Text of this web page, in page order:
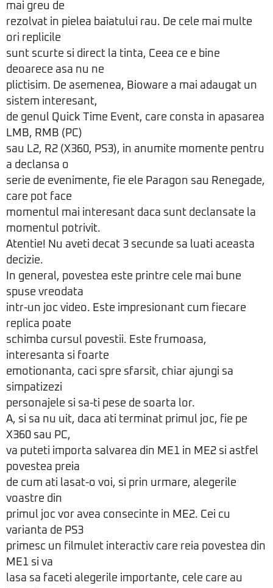
mai greu de
rezolvat in pielea baiatului rau. De cele mai multe
ori replicile
sunt scurte si direct la tinta, Ceea ce e bine
deoarece asa nu ne
plictisim. De asemenea, Bioware a mai adaugat un
sistem interesant,
de genul Quick Time Event, care consta in apasarea
LMB, RMB (PC)
sau L2, R2 (X360, PS3), in anumite momente pentru
a declansa o
serie de evenimente, fie ele Paragon sau Renegade,
care pot face
momentul mai interesant daca sunt declansate la
momentul potrivit.
Atentie! Nu aveti decat 3 secunde sa luati aceasta
decizie.
In general, povestea este printre cele mai bune
spuse vreodata
intr-un joc video. Este impresionant cum fiecare
replica poate
schimba cursul povestii. Este frumoasa,
interesanta si foarte
emotionanta, caci spre sfarsit, chiar ajungi sa
simpatizezi
personajele si sa-ti pese de soarta lor.
A, si sa nu uit, daca ati terminat primul joc, fie pe
X360 sau PC,
va puteti importa salvarea din ME1 in ME2 si astfel
povestea preia
de cum ati lasat-o voi, si prin urmare, alegerile
voastre din
primul joc vor avea consecinte in ME2. Cei cu
varianta de PS3
primesc un filmulet interactiv care reia povestea din
ME1 si va
lasa sa faceti alegerile importante, cele care au